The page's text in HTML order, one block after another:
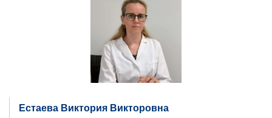
Естаева Виктория Викторовна